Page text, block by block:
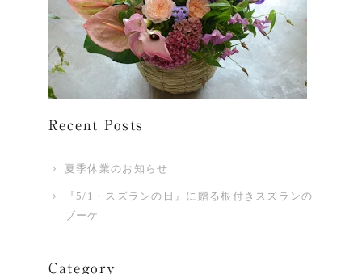
Recent Posts
夏季休業のお知らせ
『5/1・スズランの日』に贈る根付きスズランの
ブーケ
Category